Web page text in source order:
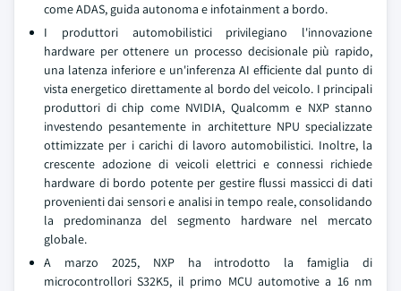
come ADAS, guida autonoma e infotainment a bordo.
I produttori automobilistici privilegiano l'innovazione
hardware per ottenere un processo decisionale più rapido,
una latenza inferiore e un'inferenza AI efficiente dal punto di
vista energetico direttamente al bordo del veicolo. I principali
produttori di chip come NVIDIA, Qualcomm e NXP stanno
investendo pesantemente in architetture NPU specializzate
ottimizzate per i carichi di lavoro automobilistici. Inoltre, la
crescente adozione di veicoli elettrici e connessi richiede
hardware di bordo potente per gestire flussi massicci di dati
provenienti dai sensori e analisi in tempo reale, consolidando
la predominanza del segmento hardware nel mercato
globale.
A marzo 2025, NXP ha introdotto la famiglia di
microcontrollori S32K5, il primo MCU automotive a 16 nm